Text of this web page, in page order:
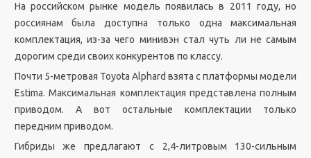
На российском рынке модель появилась в 2011 году, но
россиянам была доступна только одна максимальная
комплектация, из-за чего минивэн стал чуть ли не самым
дорогим среди своих конкурентов по классу.
Почти 5-метровая Toyota Alphard взята с платформы модели
Estima. Максимальная комплектация представлена полным
приводом. А вот остальные комплектации только
передним приводом.
Гибриды же предлагают с 2,4-литровым 130-сильным